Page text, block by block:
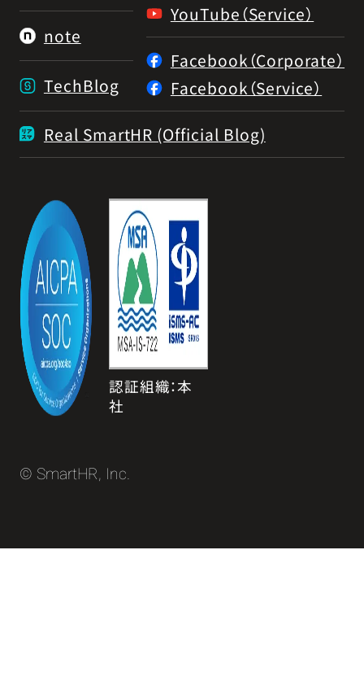
note
TechBlog
YouTube（Service）
Facebook（Corporate）
Facebook（Service）
Real SmartHR (Official Blog)
認証組織：本
社
© SmartHR, Inc.